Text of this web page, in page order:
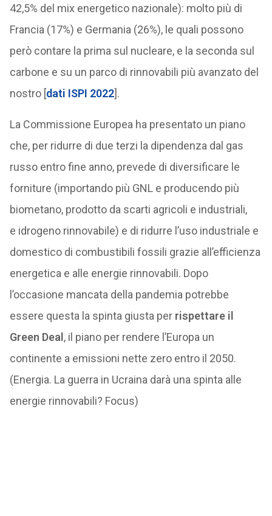
42,5% del mix energetico nazionale): molto più di
Francia (17%) e Germania (26%), le quali possono
però contare la prima sul nucleare, e la seconda sul
carbone e su un parco di rinnovabili più avanzato del
nostro [dati ISPI 2022].
La Commissione Europea ha presentato un piano
che, per ridurre di due terzi la dipendenza dal gas
russo entro fine anno, prevede di diversificare le
forniture (importando più GNL e producendo più
biometano, prodotto da scarti agricoli e industriali,
e idrogeno rinnovabile) e di ridurre l’uso industriale e
domestico di combustibili fossili grazie all’efficienza
energetica e alle energie rinnovabili. Dopo
l’occasione mancata della pandemia potrebbe
essere questa la spinta giusta perrispettare il
Green Deal, il piano per rendere l’Europa un
continente a emissioni nette zero entro il 2050.
(Energia. La guerra in Ucraina darà una spinta alle
energie rinnovabili? Focus)